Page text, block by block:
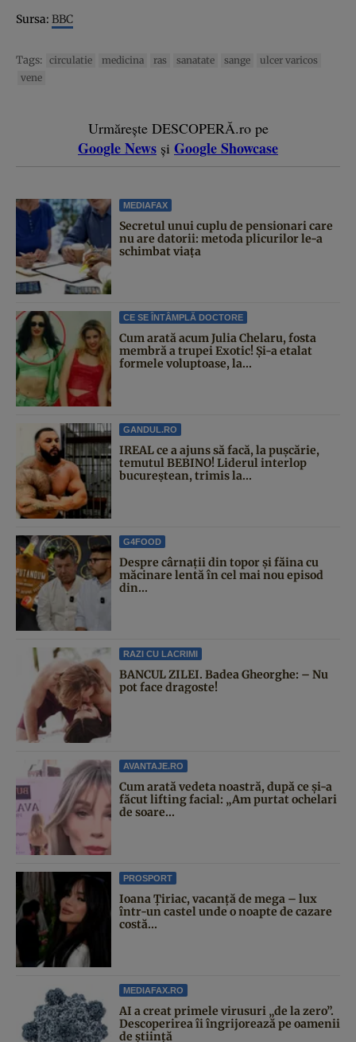
Sursa: BBC
Tags: circulatie medicina ras sanatate sange
ulcer varicos
vene
Urmărește DESCOPERĂ.ro pe
Google News și Google Showcase
MEDIAFAX
Secretul unui cuplu de pensionari care
nu are datorii: metoda plicurilor le-a
schimbat viața
CE SE ÎNTÂMPLĂ DOCTORE
Cum arată acum Julia Chelaru, fosta
membră a trupei Exotic! Și-a etalat
formele voluptoase, la...
GANDUL.RO
IREAL ce a ajuns să facă, la pușcărie,
temutul BEBINO! Liderul interlop
bucureștean, trimis la...
G4FOOD
Despre cârnații din topor și făina cu
măcinare lentă în cel mai nou episod
din...
RAZI CU LACRIMI
BANCUL ZILEI. Badea Gheorghe: – Nu
pot face dragoste!
AVANTAJE.RO
Cum arată vedeta noastră, după ce și-a
făcut lifting facial: „Am purtat ochelari
de soare...
PROSPORT
Ioana Țiriac, vacanță de mega – lux
într-un castel unde o noapte de cazare
costă...
MEDIAFAX.RO
AI a creat primele virusuri „de la zero”.
Descoperirea îi îngrijorează pe oamenii
de știință